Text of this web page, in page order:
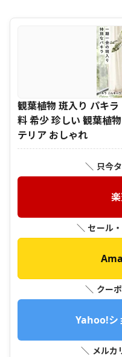
観葉植物 斑入り パキ
料 希少 珍しい 観葉植
テリア おしゃれ
＼ 只今
＼ セール
＼ クー
Yahoo!シ
＼ メルカ